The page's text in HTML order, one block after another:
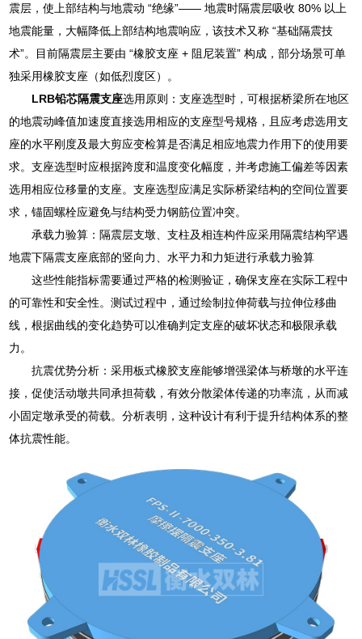
震层，使上部结构与地震动 “绝缘”—— 地震时隔震层吸收 80% 以上
地震能量，大幅降低上部结构地震响应，该技术又称 “基础隔震技
术”。目前隔震层主要由 “橡胶支座 + 阻尼装置” 构成，部分场景可单
独采用橡胶支座（如低烈度区）。
LRB铅芯隔震支座选用原则：支座选型时，可根据桥梁所在地区
的地震动峰值加速度直接选用相应的支座型号规格，且应考虑选用支
座的水平刚度及最大剪应变检算是否满足相应地震力作用下的使用要
求。支座选型时应根据跨度和温度变化幅度，并考虑施工偏差等因素
选用相应位移量的支座。支座选型应满足实际桥梁结构的空间位置要
求，锚固螺栓应避免与结构受力钢筋位置冲突。
承载力验算：隔震层支墩、支柱及相连构件应采用隔震结构罕遇
地震下隔震支座底部的竖向力、水平力和力矩进行承载力验算
这些性能指标需要通过严格的检测验证，确保支座在实际工程中
的可靠性和安全性。测试过程中，通过绘制拉伸荷载与拉伸位移曲
线，根据曲线的变化趋势可以准确判定支座的破坏状态和极限承载
力。
抗震优势分析：采用板式橡胶支座能够增强梁体与桥墩的水平连
接，促使活动墩共同承担荷载，有效分散梁体传递的功率流，从而减
小固定墩承受的荷载。分析表明，这种设计有利于提升结构体系的整
体抗震性能。